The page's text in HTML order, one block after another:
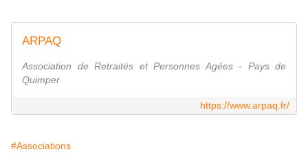
ARPAQ
Association de Retraités et Personnes Agées - Pays de
Quimper
https://www.arpaq.fr/
#Associations